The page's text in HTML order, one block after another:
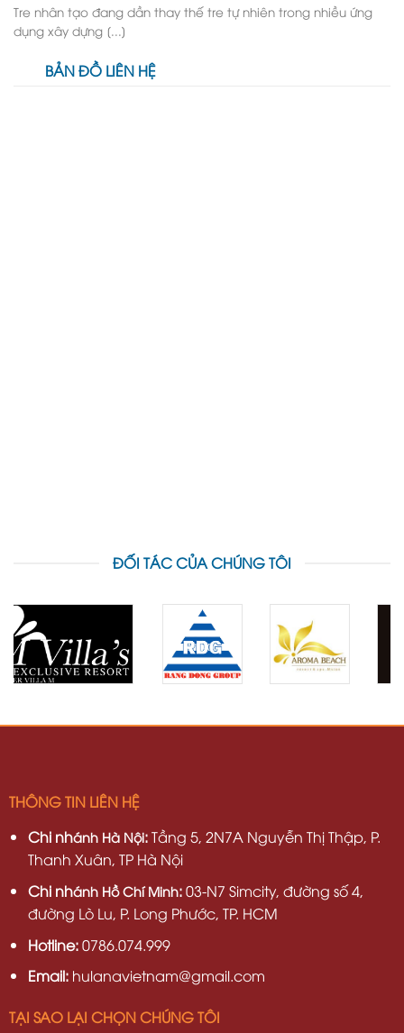
Tre nhân tạo đang dần thay thế tre tự nhiên trong nhiều ứng
dụng xây dựng [...]
BẢN ĐỒ LIÊN HỆ
ĐỐI TÁC CỦA CHÚNG TÔI
THÔNG TIN LIÊN HỆ
Chi nhánh Hà Nội:Tầng 5, 2N7A Nguyễn Thị Thập, P.
Thanh Xuân, TP Hà Nội
Chi nhánh Hồ Chí Minh:03-N7 Simcity, đường số 4,
đường Lò Lu, P. Long Phước, TP. HCM
Hotline:0786.074.999
Email: hulanavietnam@gmail.com
TẠI SAO LẠI CHỌN CHÚNG TÔI